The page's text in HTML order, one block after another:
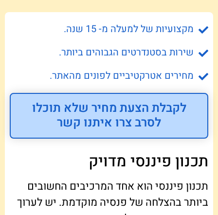
מקצועיות של למעלה מ- 15 שנה.
שירות בסטנדרטים הגבוהים ביותר.
מחירים אטרקטיביים לפונים מהאתר.
לקבלת הצעת מחיר שלא תוכלו
לסרב צרו איתנו קשר
תכנון פיננסי מדויק
תכנון פיננסי הוא אחד המרכיבים החשובים
ביותר בהצלחה של פנסיה מוקדמת. יש לערוך